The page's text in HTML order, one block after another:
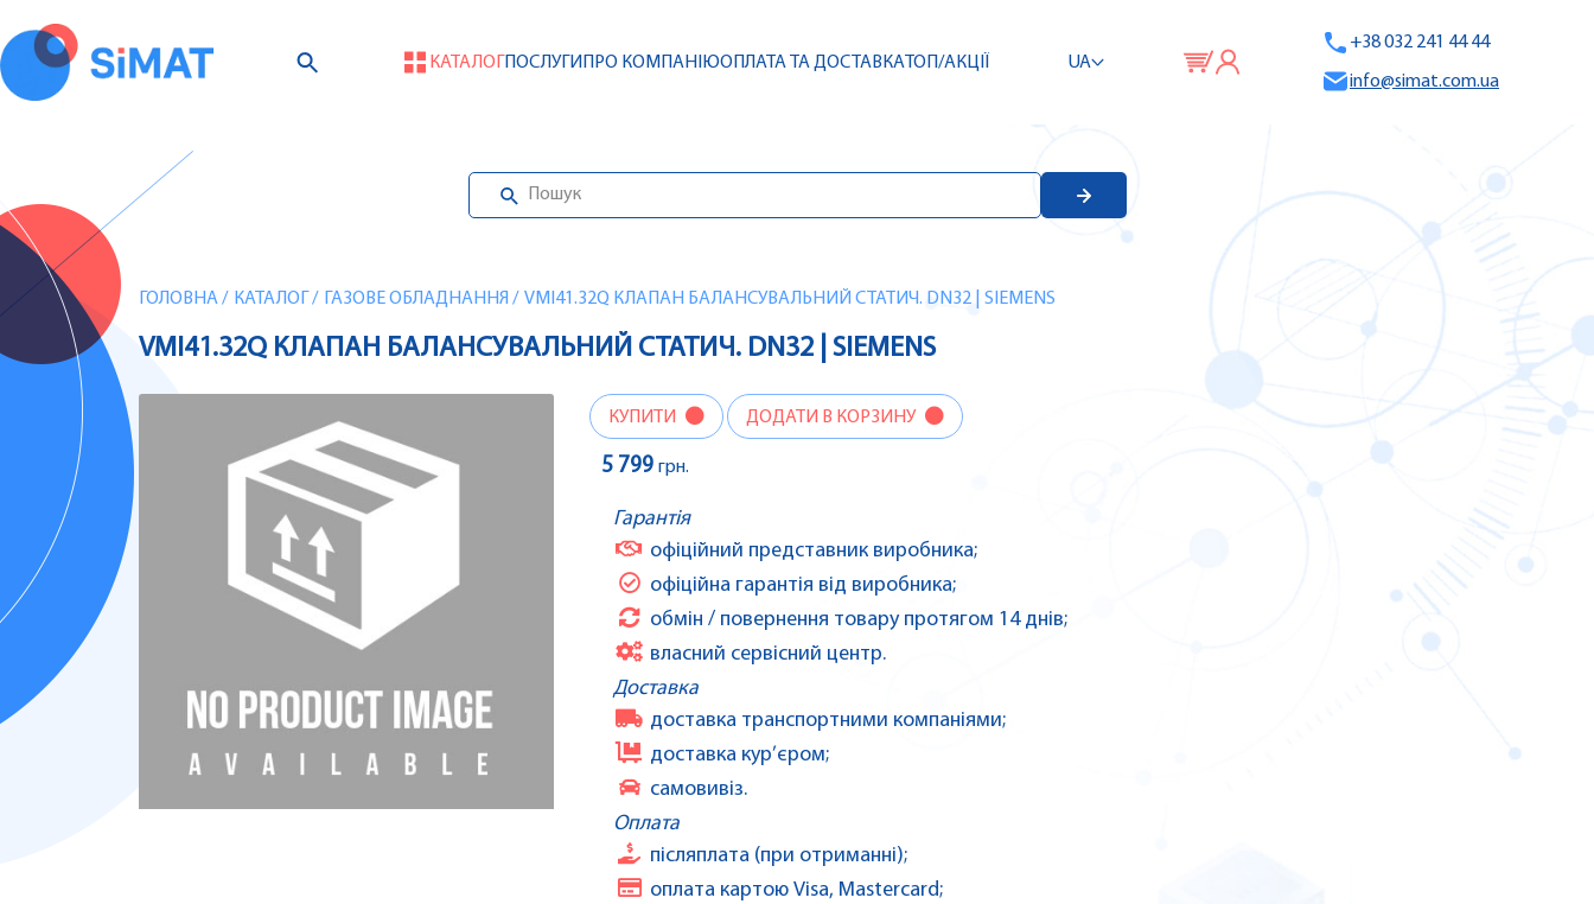
КАТАЛОГПОСЛУГИ ПРО КОМПАНІЮОПЛАТА ТА ДОСТАВКАТОП/АКЦІЇ UA
+38 032 241 44 44
info@simat.com.ua
ГОЛОВНА/ КАТАЛОГ / ГАЗОВЕ ОБЛАДНАННЯ / VMI41.32Q КЛАПАН БАЛАНСУВАЛЬНИЙ СТАТИЧ. DN32 | SIEMENS
VMI41.32Q КЛАПАН БАЛАНСУВАЛЬНИЙ СТАТИЧ. DN32 | SIEMENS
КУПИТИ ДОДАТИ В КОРЗИНУ
5 799 грн.
Гарантія
офіційний представник виробника;
офіційна гарантія від виробника;
обмін / повернення товару протягом 14 днів;
власний сервісний центр.
Доставка
доставка транспортними компаніями;
доставка кур’єром;
самовивіз.
Оплата
післяплата (при отриманні);
оплата картою Visa, Mastercard;